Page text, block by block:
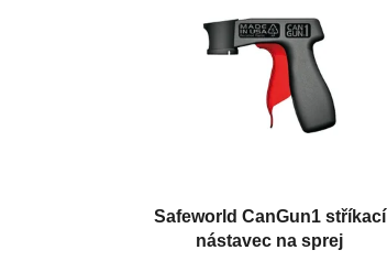
Safeworld CanGun1 stříkací
nástavec na sprej